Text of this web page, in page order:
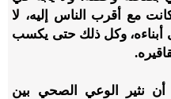
مع أقرب الناس إليه، لا
أبناءه، وكل ذلك حتى يكسب
نثير الوعي الصحي بين